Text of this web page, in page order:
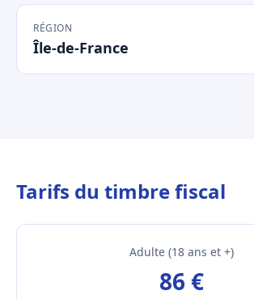
RÉGION
Île-de-France
Tarifs du timbre fiscal
Adulte (18 ans et +)
86 €